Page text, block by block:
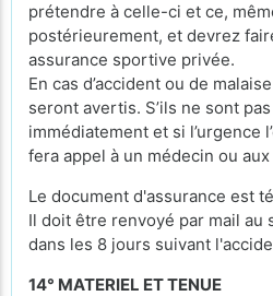
prétendre à celle-ci et ce,
postérieurement, et devrez
assurance sportive privée.
En cas d’accident ou de
seront avertis. S’ils ne sont
immédiatement et si l’urgence
fera appel à un médecin ou
Le document d'assurance est
Il doit être renvoyé par mail au
dans les 8 jours suivant
14° MATERIEL ET TENUE